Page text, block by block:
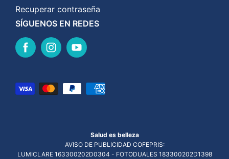
Recuperar contraseña
SÍGUENOS EN REDES
Salud es belleza
AVISO DE PUBLICIDAD COFEPRIS:
LUMICLARE 163300202D0304 - FOTODUALES 183300202D1398